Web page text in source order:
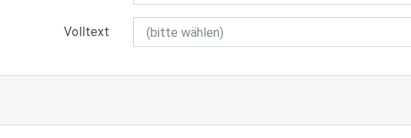
Volltext